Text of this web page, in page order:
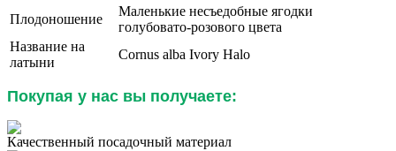
Плодоношение
Маленькие несъедобные ягодки
голубовато-розового цвета
Название на
латыни
Cornus alba Ivory Halo
Покупая у нас вы получаете:
Качественный посадочный материал